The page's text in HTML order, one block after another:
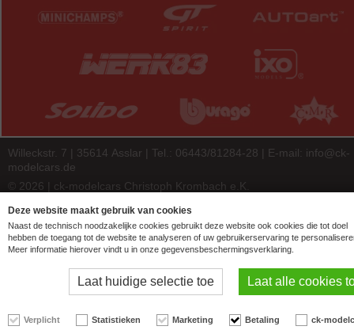
Willeckstr. 7 | 35614 Asslar | Tel.: 06443/81284-28 | E-mail: info@ck-
modelcars.de
© 2026 | ck-modelcars Christoph Krombach e.K.
4.9/5.00of7446 ck-modelcars.de customer reviews | Trusted Shops
Deze website maakt gebruik van cookies
Naast de technisch noodzakelijke cookies gebruikt deze website ook cookies die tot doel
hebben de toegang tot de website te analyseren of uw gebruikerservaring te
Meer informatie hierover vindt u in onze gegevensbeschermingsverklaring.
Laat huidige selectie toe Laat alle cookies
Verplicht Statistieken Marketing Betaling ck-